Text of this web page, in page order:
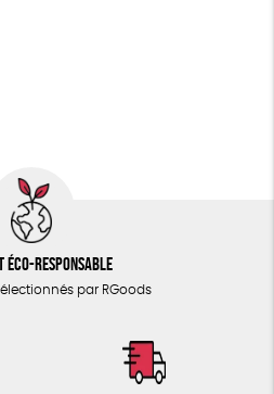
éco-responsable
par RGoods